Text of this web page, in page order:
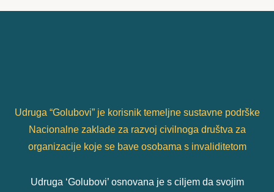
Udruga “Golubovi” je korisnik temeljne sustavne podrške
Nacionalne zaklade za razvoj civilnoga društva za
organizacije koje se bave osobama s invaliditetom
Udruga ‘Golubovi’ osnovana je s ciljem da svojim